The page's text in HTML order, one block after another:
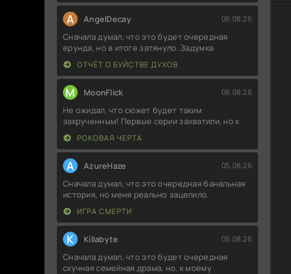
A AngelDecay 06.08.26
Сначала думал, что это будет очередная
ерунда, но в итоге затянуло. Задумка
ОТЧЁТ О БУЙСТВЕ ДУХОВ
M MoonFlick 06.08.26
Не ожидал, что сюжет будет таким
закрученным! Первые серии захватили, но к
РОКОВАЯ ЧЕРТА
A AzureHaze 05.08.26
Сначала думал, что это очередная банальная
история, но меня реально зацепило.
ИГРА СМЕРТИ
K Killabyte 05.08.26
Сначала думал, что это будет очередная
скучная семейная драма, но, к моему